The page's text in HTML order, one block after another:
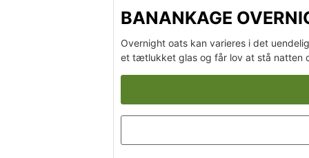
BANANKAGE
Overnight oats kan varieres i det
et tætlukket glas og får lov at stå natten